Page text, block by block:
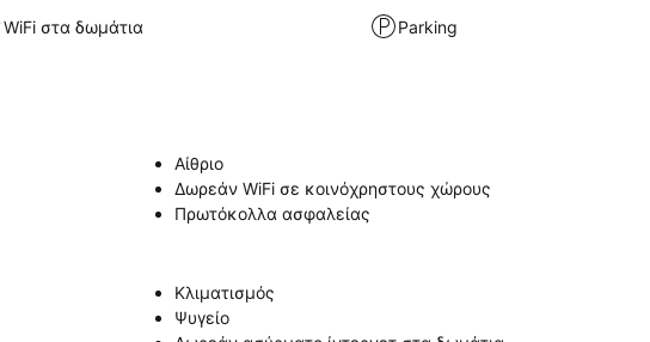
WiFi στα δωμάτια Parking
Αίθριο
Δωρεάν WiFi σε κοινόχρηστους χώρους
Πρωτόκολλα ασφαλείας
Κλιματισμός
Ψυγείο